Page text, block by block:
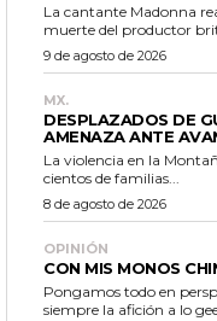
La cantante Madonna
muerte del productor
9 de agosto de 2026
MX.
DESPLAZADOS DE
AMENAZA ANTE
La violencia en la
cientos de familias...
8 de agosto de 2026
OPINIÓN
CON MIS MONOS
Pongamos todo en
siempre la afición a lo